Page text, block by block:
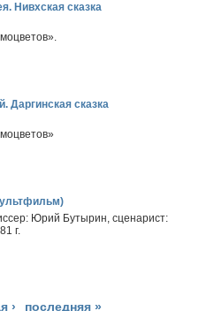
Нивхская сказка
Даргинская сказка
Юрий Бутырин, сценарист:
г.
› последняя »